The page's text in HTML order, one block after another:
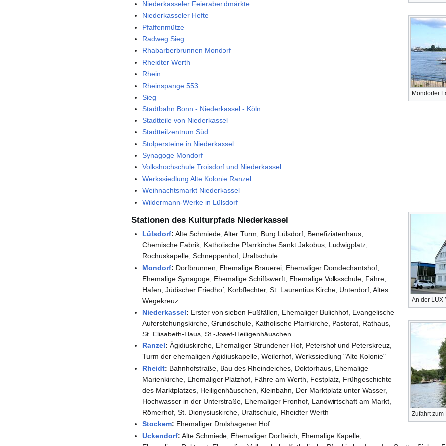
Mondorfer
Niederkasseler Feierabendmärkte
Niederkasseler Hefte
Pfaffenmütze
Radweg Sieg
Rhabarberbrunnen Mondorf
Rheidter Werth
Rhein
Rheinspange 553
Sieg
Stadtbahn Bonn - Niederkassel - Köln
Stadtteile von Niederkassel
Stadtteilzentrum Süd
Stolpersteine in Niederkassel
Synagoge Mondorf
Volkshochschule Troisdorf und Niederkassel
Werkssiedlung Alte Kolonie Ranzel
Weihnachtsmarkt Niederkassel
Wildermann-Werke in Lülsdorf
An der
Zufahrt zum
Stationen des Kulturpfads Niederkassel
Lülsdorf: Alte Schmiede, Alter Turm, Burg Lülsdorf, Benefiziatenhaus,
Chemische Fabrik, Katholische Pfarrkirche Sankt Jakobus, Ludwigplatz,
Rochuskapelle, Schneppenhof, Uraltschule
Mondorf: Dorfbrunnen, Ehemalige Brauerei, Ehemaliger Domdechantshof,
Ehemalige Synagoge, Ehemalige Schiffswerft, Ehemalige Volksschule, Fähre,
Hafen, Jüdischer Friedhof, Korbflechter, St. Laurentius Kirche, Unterdorf, Altes
Wegekreuz
Niederkassel: Erster von sieben Fußfällen, Ehemaliger Bulichhof, Evangelische
Auferstehungskirche, Grundschule, Katholische Pfarrkirche, Pastorat, Rathaus,
St. Elisabeth-Haus, St.-Josef-Heiligenhäuschen
Ranzel: Ägidiuskirche, Ehemaliger Strundener Hof, Petershof und Peterskreuz,
Turm der ehemaligen Ägidiuskapelle, Weilerhof, Werkssiedlung "Alte Kolonie"
Rheidt: Bahnhofstraße, Bau des Rheindeiches, Doktorhaus, Ehemalige
Marienkirche, Ehemaliger Platzhof, Fähre am Werth, Festplatz, Frühgeschichte
des Marktplatzes, Heiligenhäuschen, Kleinbahn, Der Marktplatz unter Wasser,
Hochwasser in der Unterstraße, Ehemaliger Fronhof, Landwirtschaft am Markt,
Römerhof, St. Dionysiuskirche, Uraltschule, Rheidter Werth
Stockem: Ehemaliger Drolshagener Hof
Uckendorf: Alte Schmiede, Ehemaliger Dorfteich, Ehemalige Kapelle,